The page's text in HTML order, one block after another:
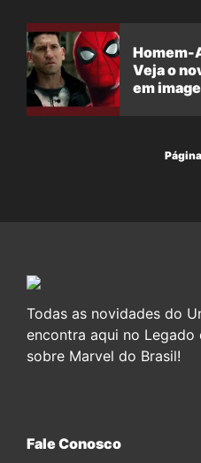
Homem-
Veja o
em
Todas as novidades do
encontra aqui no
sobre Marvel do Brasil!
Fale Conosco